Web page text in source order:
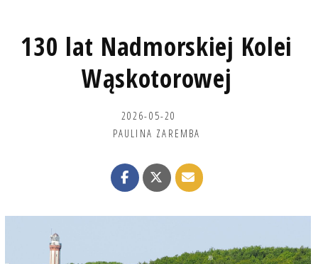
130 lat Nadmorskiej Kolei
Wąskotorowej
2026-05-20
PAULINA ZAREMBA